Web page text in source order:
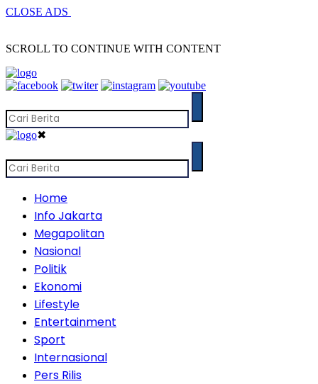
CLOSE ADS
SCROLL TO CONTINUE WITH CONTENT
✖
Home
Info Jakarta
Megapolitan
Nasional
Politik
Ekonomi
Lifestyle
Entertainment
Sport
Internasional
Pers Rilis